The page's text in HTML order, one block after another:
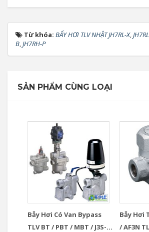
Từ khóa: BẨY HƠI TLV NHẬT JH7RL-X,
B,JH7RH-P
SẢN PHẨM CÙNG LOẠI
Bẫy Hơi Có Van Bypass
TLV BT / PBT / MBT / J3S-X
Bẫy Hơi
/ AF3N